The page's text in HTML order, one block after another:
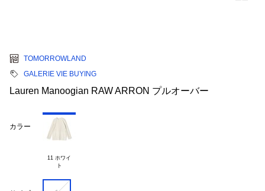
TOMORROWLAND
GALERIE VIE BUYING
Lauren Manoogian RAW ARRON プルオーバー
カラー
11 ホワイ